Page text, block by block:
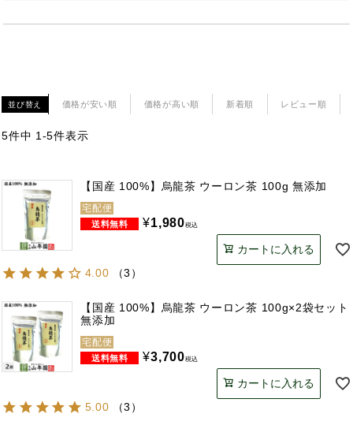
並び替え 価格が安い順 価格が高い順 新着順 レビュー順
5件中 1-5件表示
【国産 100%】烏龍茶 ウーロン茶 100g 無添加
宅配便
¥1,980税込
カートに入れる
4.00
（3 ）
【国産 100%】烏龍茶 ウーロン茶 100g×2袋セット
無添加
宅配便
¥3,700税込
カートに入れる
5.00
（3 ）